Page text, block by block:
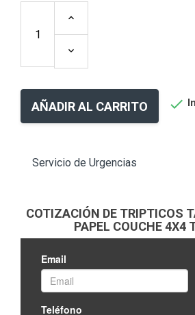
AÑADIR AL CARRITO 
Servicio de Urgencias
COTIZACIÓN DE TRIPTICOS
PAPEL COUCHE 4X4